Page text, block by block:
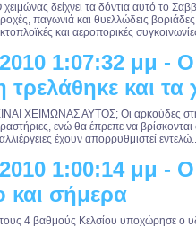
χειμώνας δείχνει τα δόντια αυτό το
παγωνιά και θυελλώδεις
και αεροπορικές
1:07:32 μμ -
και τα
ΧΕΙΜΩΝΑΣ ΑΥΤΟΣ; Οι αρκούδες
ενώ θα έπρεπε να
έχουν απορρυθμιστεί
1:00:14 μμ -
και σήμερα
4 βαθμούς Κελσίου υποχώρησε ο